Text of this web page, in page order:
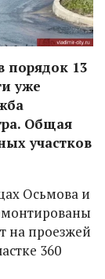
порядок 13
уже
Общая
участков
Осьмова и
на проезжей
360